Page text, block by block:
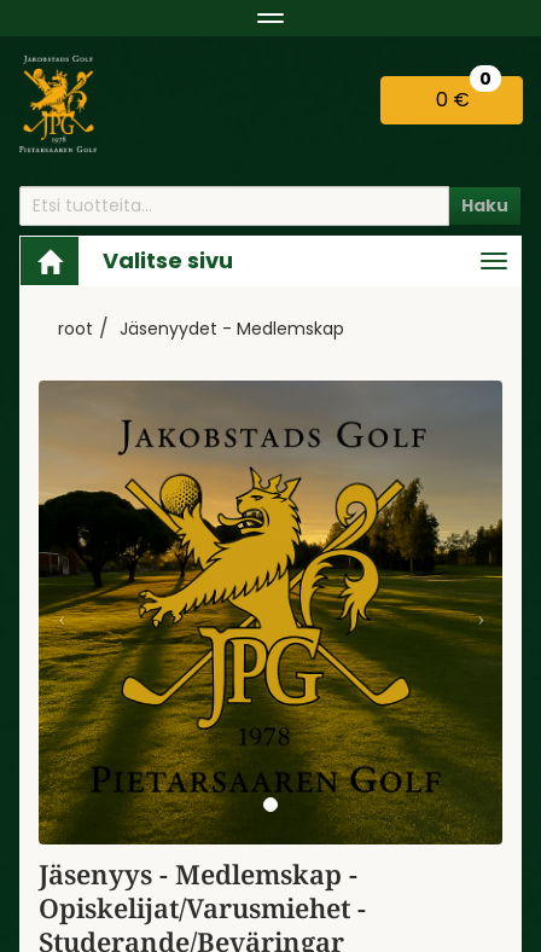
Navigaatio
0 €
0
Haku
Valitse sivu
root Jäsenyydet - Medlemskap
Jäsenyys - Medlemskap -
Opiskelijat/Varusmiehet -
Studerande/Beväringar